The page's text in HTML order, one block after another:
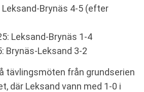
Leksand-Brynäs 4-5 (efter
Leksand-Brynäs 1-4
Brynäs-Leksand 3-2
tävlingsmöten från grundserien
där Leksand vann med 1-0 i